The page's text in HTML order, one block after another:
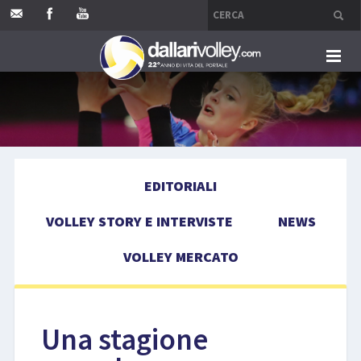
HOME
EVENTI
EDITORIALI
VOLLEY STORY E INTERVISTE
NEWS
VOLLEY MERCATO
Una stagione